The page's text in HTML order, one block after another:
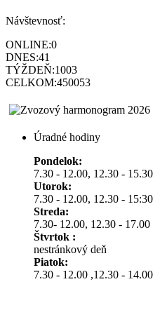
Návštevnosť:
ONLINE:0
DNES:41
TÝŽDEŇ:1003
CELKOM:450053
Úradné hodiny
Pondelok:
7.30 - 12.00, 12.30 - 15.30
Utorok:
7.30 - 12.00, 12.30 - 15:30
Streda:
7.30- 12.00, 12.30 - 17.00
Štvrtok :
nestránkový deň
Piatok:
7.30 - 12.00 ,12.30 - 14.00